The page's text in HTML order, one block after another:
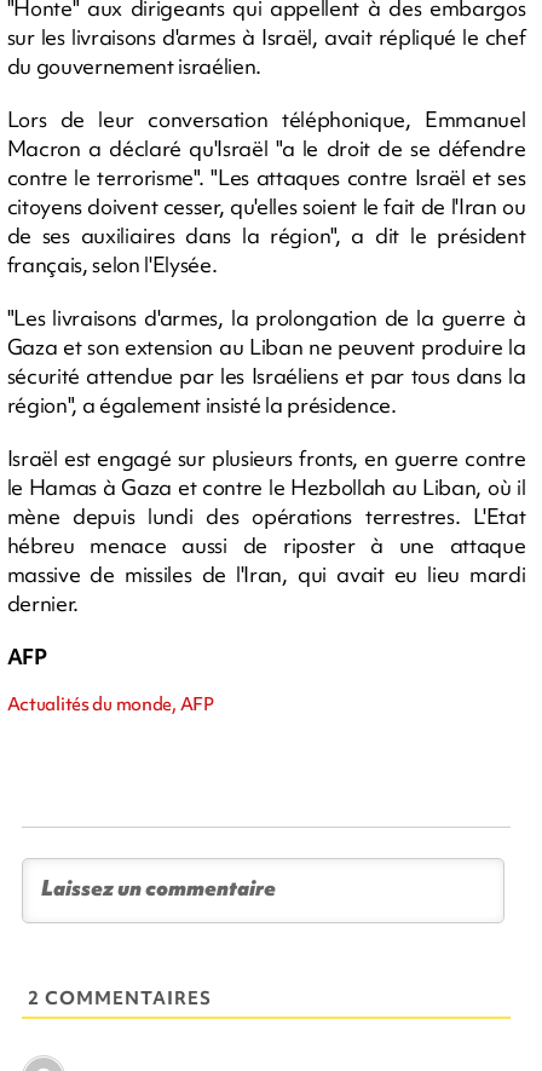
"Honte" aux dirigeants qui appellent à des embargos
sur les livraisons d'armes à Israël, avait répliqué le chef
du gouvernement israélien.
Lors de leur conversation téléphonique, Emmanuel
Macron a déclaré qu'Israël "a le droit de se défendre
contre le terrorisme". "Les attaques contre Israël et ses
citoyens doivent cesser, qu'elles soient le fait de l'Iran ou
de ses auxiliaires dans la région", a dit le président
français, selon l'Elysée.
"Les livraisons d'armes, la prolongation de la guerre à
Gaza et son extension au Liban ne peuvent produire la
sécurité attendue par les Israéliens et par tous dans la
région", a également insisté la présidence.
Israël est engagé sur plusieurs fronts, en guerre contre
le Hamas à Gaza et contre le Hezbollah au Liban, où il
mène depuis lundi des opérations terrestres. L'Etat
hébreu menace aussi de riposter à une attaque
massive de missiles de l'Iran, qui avait eu lieu mardi
dernier.
AFP
Actualités du monde, AFP
2 COMMENTAIRES